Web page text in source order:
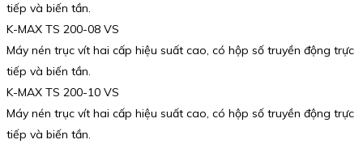
tiếp và biến tần.
K-MAX TS 200-08 VS
Máy nén trục vít hai cấp hiệu suất cao, có hộp số truyền động trực
tiếp và biến tần.
K-MAX TS 200-10 VS
Máy nén trục vít hai cấp hiệu suất cao, có hộp số truyền động trực
tiếp và biến tần.